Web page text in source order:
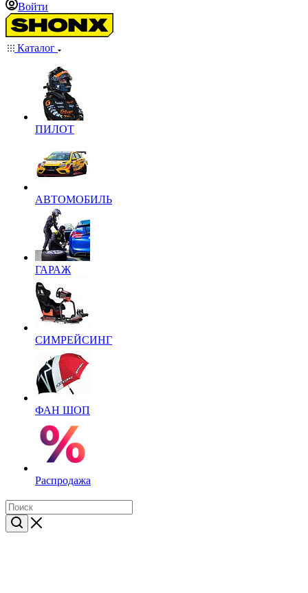
Войти
Каталог
ПИЛОТ
АВТОМОБИЛЬ
ГАРАЖ
СИМРЕЙСИНГ
ФАН ШОП
Распродажа